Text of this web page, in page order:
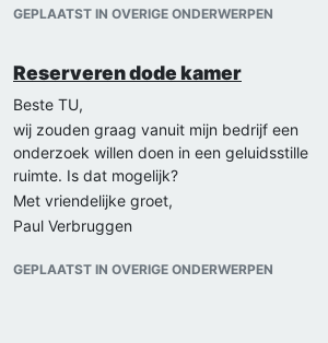
GEPLAATST IN OVERIGE ONDERWERPEN
Reserveren dode kamer
Beste TU,
wij zouden graag vanuit mijn bedrijf een
onderzoek willen doen in een geluidsstille
ruimte. Is dat mogelijk?
Met vriendelijke groet,
Paul Verbruggen
GEPLAATST IN OVERIGE ONDERWERPEN